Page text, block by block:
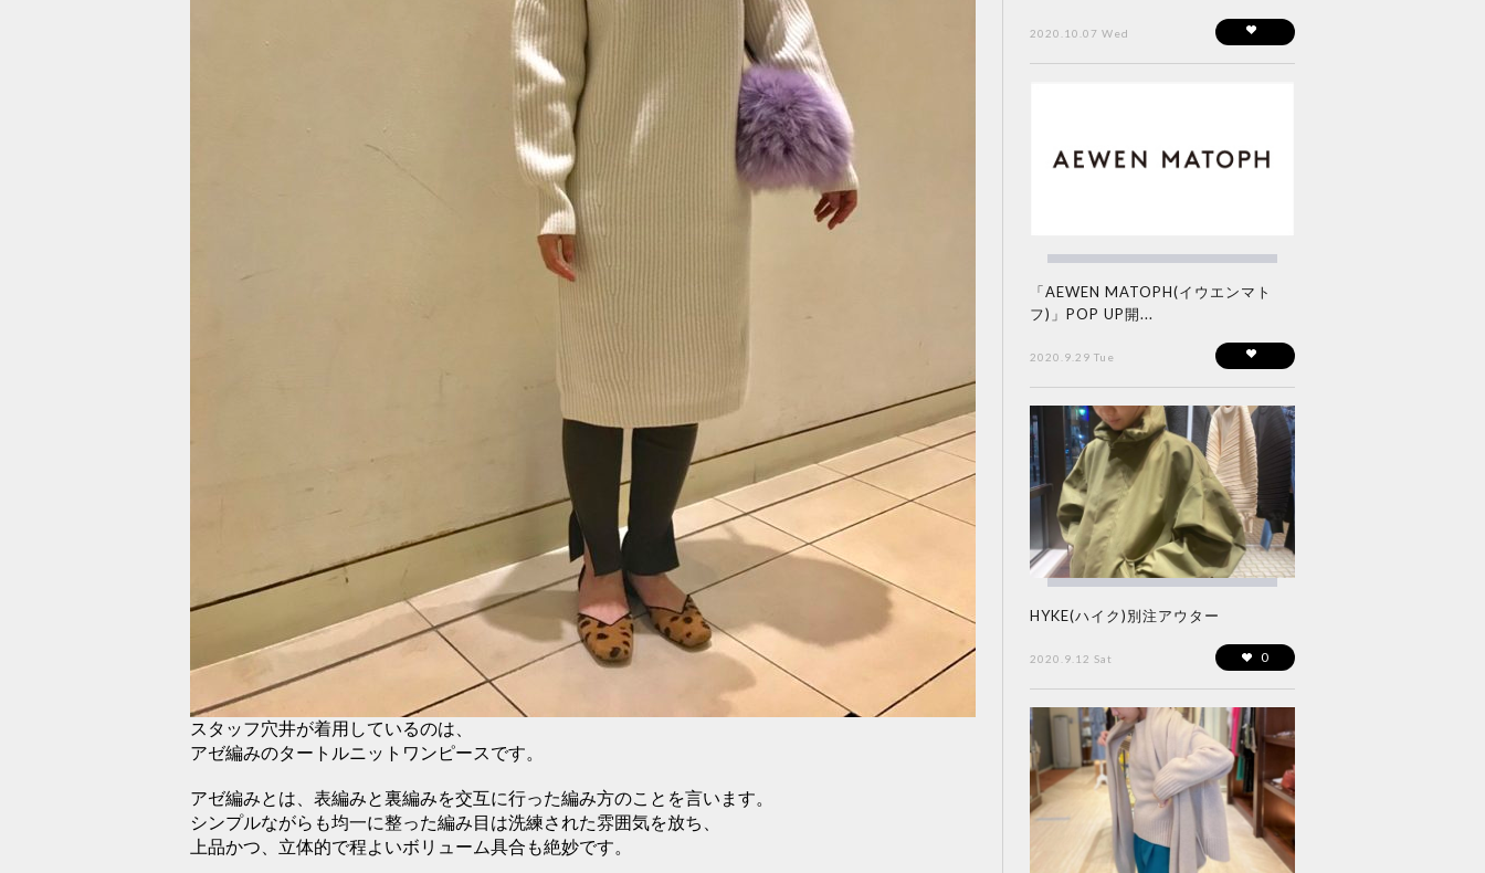
スタッフ穴井が着用しているのは、
アゼ編みのタートルニットワンピースです。
アゼ編みとは、表編みと裏編みを交互に行った編み方のことを言います。
シンプルながらも均一に整った編み目は洗練された雰囲気を放ち、
上品かつ、立体的で程よいボリューム具合も絶妙です。
2020.10.07 Wed
「AEWEN MATOPH(イウエンマト
フ)」POP UP開...
2020.9.29 Tue
HYKE(ハイク)別注アウター
2020.9.12 Sat 0